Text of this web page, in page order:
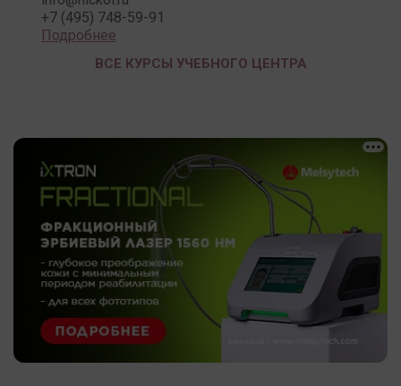
+7 (495) 748-59-91
Подробнее
ВСЕ КУРСЫ УЧЕБНОГО ЦЕНТРА